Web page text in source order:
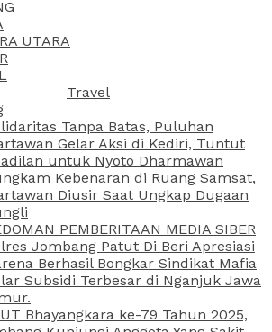
UTARA
Travel
Tanpa Batas, Puluhan
Gelar Aksi di Kediri, Tuntut
untuk Nyoto Dharmawan
Kebenaran di Ruang Samsat,
Diusir Saat Ungkap Dugaan
PEMBERITAAN MEDIA SIBER
Jombang Patut Di Beri Apresiasi
Berhasil Bongkar Sindikat Mafia
Subsidi Terbesar di Nganjuk Jawa
Bhayangkara ke-79 Tahun 2025,